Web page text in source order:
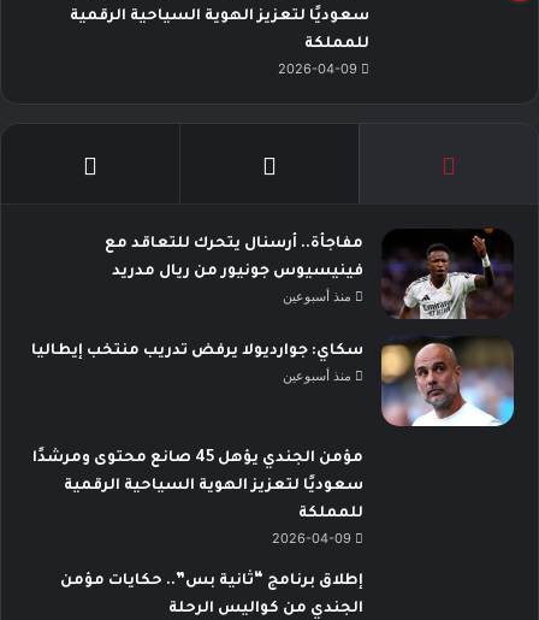
سعوديًا لتعزيز الهوية السياحية الرقمية
للمملكة
2026-04-09
مفاجأة.. أرسنال يتحرك للتعاقد مع
فينيسيوس جونيور من ريال مدريد
منذ أسبوعين
سكاي: جوارديولا يرفض تدريب منتخب إيطاليا
منذ أسبوعين
مؤمن الجندي يؤهل 45 صانع محتوى ومرشدًا
سعوديًا لتعزيز الهوية السياحية الرقمية
للمملكة
2026-04-09
إطلاق برنامج “ثانية بس”.. حكايات مؤمن
الجندي من كواليس الرحلة